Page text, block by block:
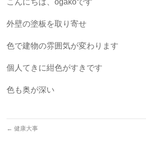
こんにちは、ogakoです
外壁の塗板を取り寄せ
色で建物の雰囲気が変わります
個人てきに紺色がすきです
色も奥が深い
← 健康大事